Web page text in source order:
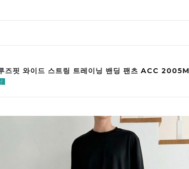
즈핏 와이드 스트링 트레이닝 밴딩 팬츠 ACC 2005M